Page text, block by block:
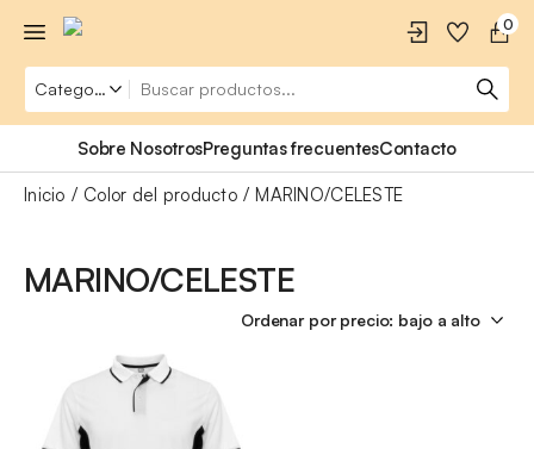
0
Sobre NosotrosPreguntas frecuentesContacto
Inicio Color del producto MARINO/CELESTE
MARINO/CELESTE